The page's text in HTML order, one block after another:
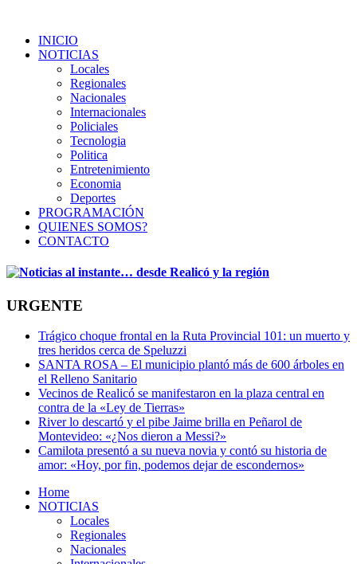
INICIO
NOTICIAS
Locales
Regionales
Nacionales
Internacionales
Policiales
Tecnologia
Politica
Entretenimiento
Economia
Deportes
PROGRAMACIÓN
QUIENES SOMOS?
CONTACTO
URGENTE
Trágico choque frontal en la Ruta Provincial 101: un muerto y
tres heridos cerca de Speluzzi
SANTA ROSA – El municipio plantó más de 600 árboles en
el Relleno Sanitario
Vecinos de Realicó se manifestaron en la plaza central en
contra de la «Ley de Tierras»
River lo descartó y el pibe Jaime brilla en Peñarol de
Montevideo: «¿Nos dieron a Messi?»
Camilota presentó a su nueva novia y contó su historia de
amor: «Hoy, por fin, podemos dejar de escondernos»
Home
NOTICIAS
Locales
Regionales
Nacionales